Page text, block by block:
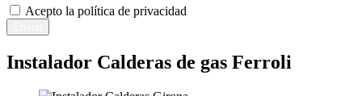
Acepto la política de privacidad
Instalador Calderas de gas Ferroli